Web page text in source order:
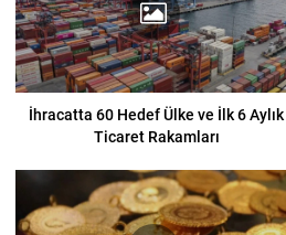
İhracatta 60 Hedef Ülke ve İlk 6 Aylık
Ticaret Rakamları